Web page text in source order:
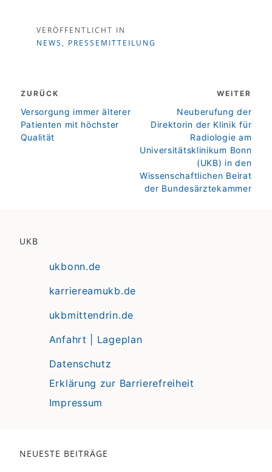
VERÖFFENTLICHT IN
NEWS, PRESSEMITTEILUNG
ZURÜCK
zurück
Versorgung immer älterer
Patienten mit höchster
Qualität
WEITER
weiter
Neuberufung der
Direktorin der Klinik für
Radiologie am
Universitätsklinikum Bonn
(UKB) in den
Wissenschaftlichen Beirat
der Bundesärztekammer
UKB
ukbonn.de
karriereamukb.de
ukbmittendrin.de
Anfahrt | Lageplan
Datenschutz
Erklärung zur Barrierefreiheit
Impressum
NEUESTE BEITRÄGE